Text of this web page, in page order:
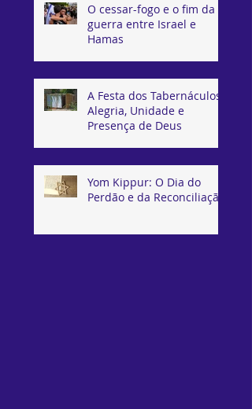
O cessar-fogo e o fim da
guerra entre Israel e
Hamas
A Festa dos Tabernáculos:
Alegria, Unidade e
Presença de Deus
Yom Kippur: O Dia do
Perdão e da Reconciliação